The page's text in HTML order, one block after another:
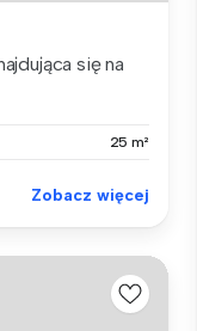
się na
25 m²
Zobacz więcej